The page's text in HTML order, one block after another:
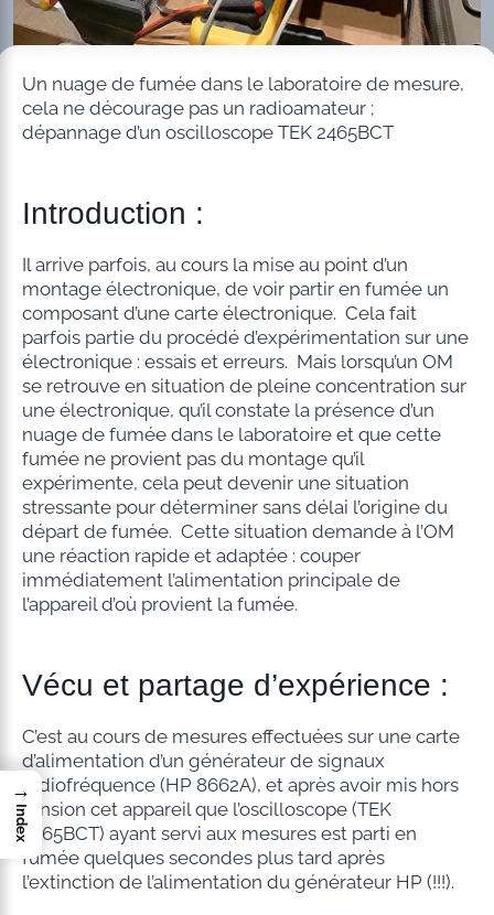
Un nuage de fumée dans le laboratoire de mesure,
cela ne décourage pas un radioamateur ;
dépannage d’un oscilloscope TEK 2465BCT
Introduction :
Il arrive parfois, au cours la mise au point d’un
montage électronique, de voir partir en fumée un
composant d’une carte électronique. Cela fait
parfois partie du procédé d’expérimentation sur une
électronique : essais et erreurs. Mais lorsqu’un OM
se retrouve en situation de pleine concentration sur
une électronique, qu’il constate la présence d’un
nuage de fumée dans le laboratoire et que cette
fumée ne provient pas du montage qu’il
expérimente, cela peut devenir une situation
stressante pour déterminer sans délai l’origine du
départ de fumée. Cette situation demande à l’OM
une réaction rapide et adaptée : couper
immédiatement l’alimentation principale de
l’appareil d’où provient la fumée.
Vécu et partage d’expérience :
C’est au cours de mesures effectuées sur une carte
d’alimentation d’un générateur de signaux
radiofréquence (HP 8662A), et après avoir mis hors
tension cet appareil que l’oscilloscope (TEK
2465BCT) ayant servi aux mesures est parti en
fumée quelques secondes plus tard après
l’extinction de l’alimentation du générateur HP (!!!).
→
Index